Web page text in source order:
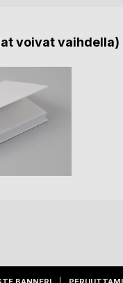
voivat vaihdella)